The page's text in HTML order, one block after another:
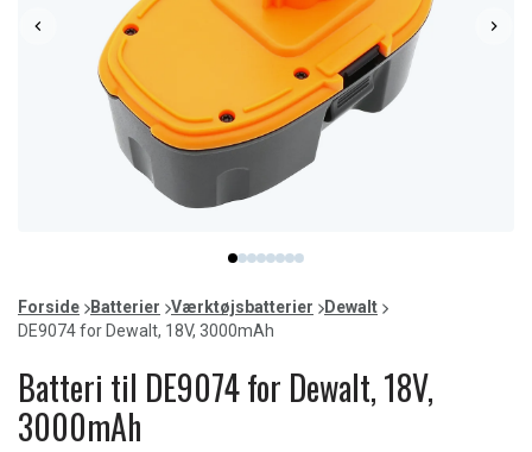
item
0
item
1
item
2
item
3
item
4
item
5
item
6
item
7
of
8
Forside Batterier Værktøjsbatterier
Dewalt
DE9074 for Dewalt, 18V, 3000mAh
Batteri til DE9074 for Dewalt, 18V,
3000mAh